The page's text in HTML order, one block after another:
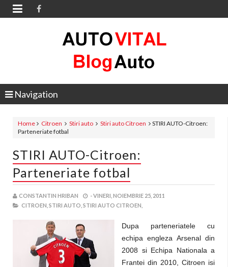

Navigation
Home Citroen Stiri auto Stiri auto Citroen
STIRI AUTO-Citroen:
Parteneriate fotbal
STIRI AUTO-Citroen:
Parteneriate fotbal
CONSTANTIN HRIBAN -VINERI, NOIEMBRIE 25, 2011
CITROEN, STIRI AUTO, STIRI AUTO CITROEN,
Dupa parteneriatele cu
echipa engleza Arsenal din
2008 si Echipa Nationala a
Frantei din 2010, Citroen isi